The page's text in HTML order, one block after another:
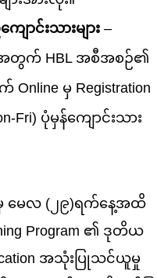
ာင်းသားများ –
အတွက် HBL အစီအစဉ်၏
မှ Registration
Fri) ပုံမှန်ကျောင်းသား
မှ မေလ (၂၉)ရက်နေ့အထိ
Program ၏ ဒုတိယ
အသုံးပြုသင်ယူမှု